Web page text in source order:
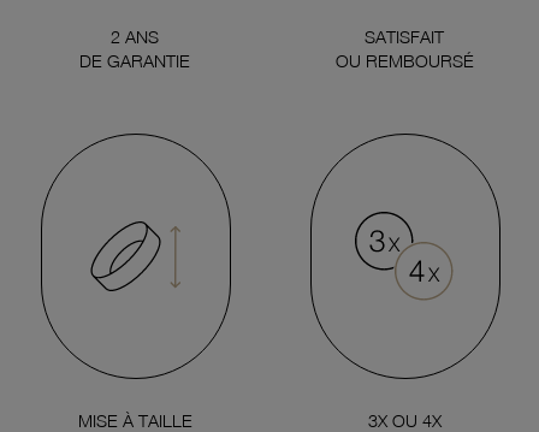
2 ANS
DE GARANTIE
SATISFAIT
OU REMBOURSÉ
MISE À TAILLE
3X OU 4X